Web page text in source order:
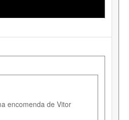
encomenda de Vitor